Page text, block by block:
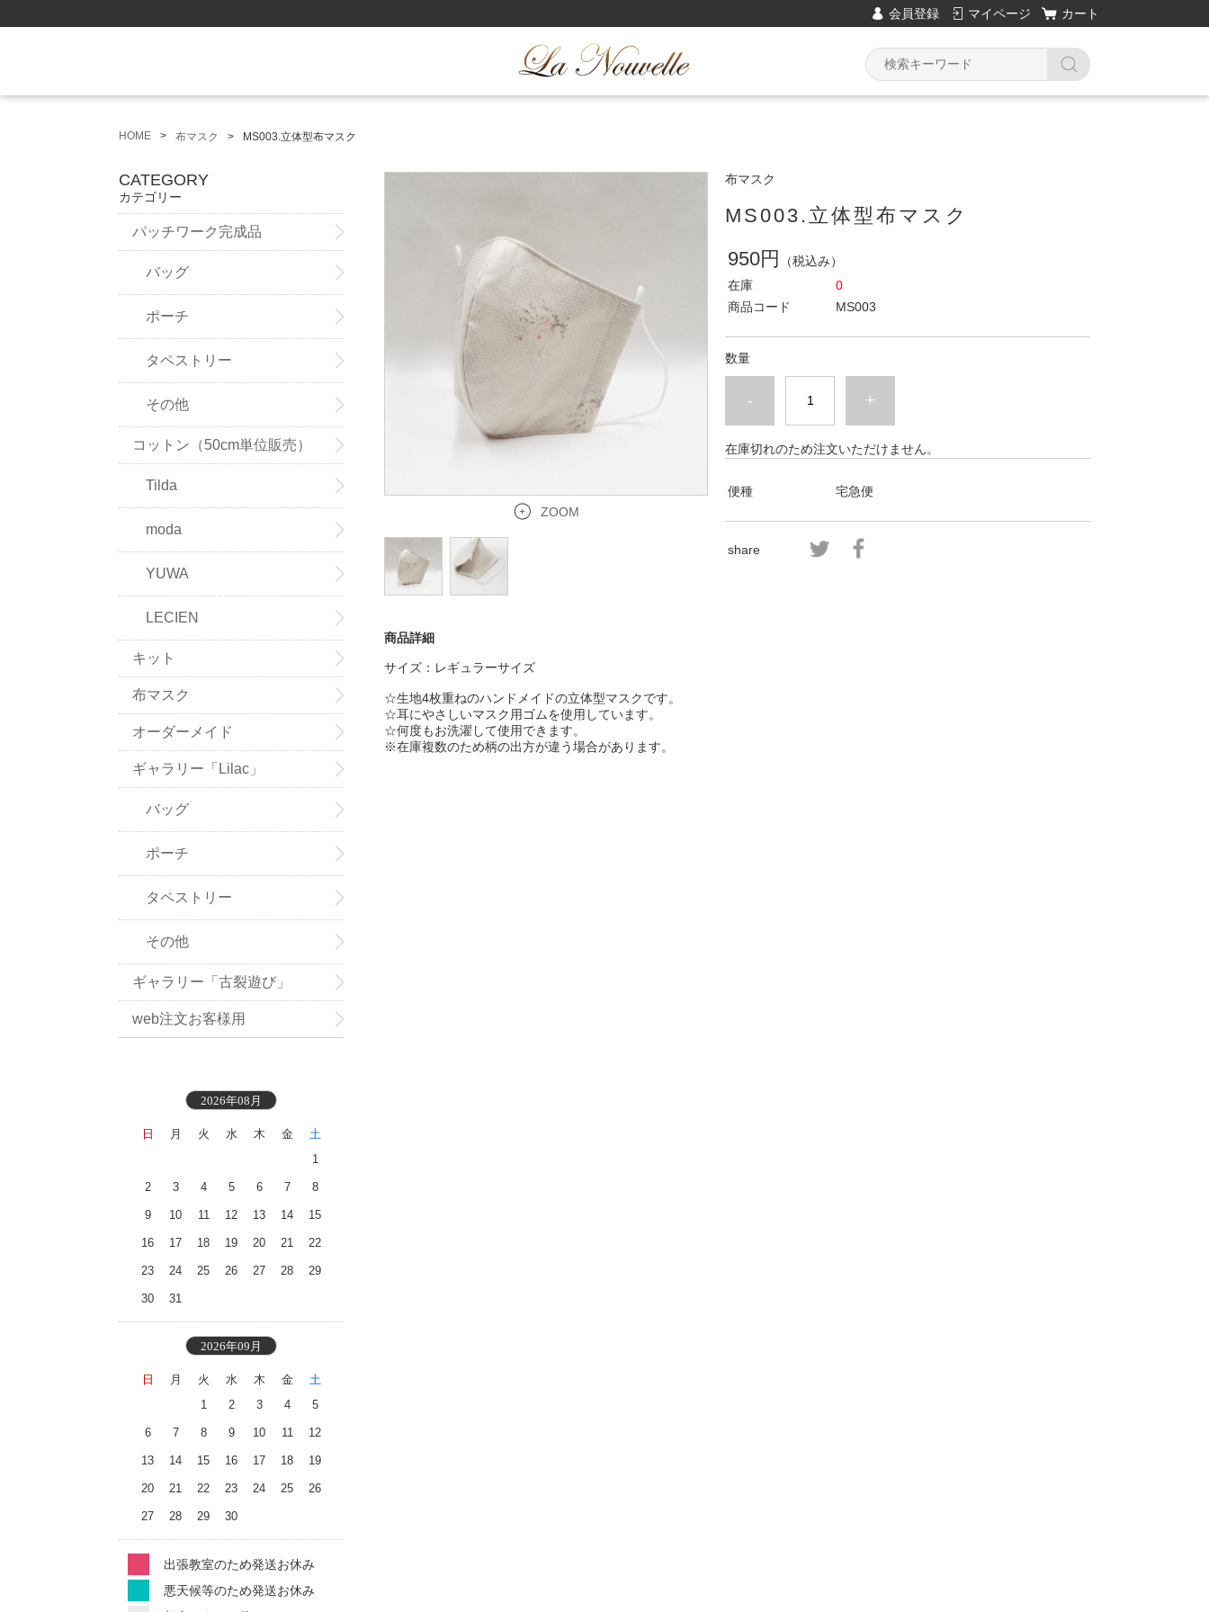
会員登録 マイページ カート
HOME 布マスク MS003.立体型布マスク
ZOOM
布マスク
MS003.立体型布マスク
950円
（税込み）
在庫
0
商品コード
MS003
数量
- +
在庫切れのため注文いただけません。
便種 宅急便
share
商品詳細
サイズ：レギュラーサイズ
☆生地4枚重ねのハンドメイドの立体型マスクです。
☆耳にやさしいマスク用ゴムを使用しています。
☆何度もお洗濯して使用できます。
※在庫複数のため柄の出方が違う場合があります。
CATEGORY
カテゴリー
パッチワーク完成品
バッグ
ポーチ
タペストリー
その他
コットン（50cm単位販売）
Tilda
moda
YUWA
LECIEN
キット
布マスク
オーダーメイド
ギャラリー「Lilac」
バッグ
ポーチ
タペストリー
その他
ギャラリー「古裂遊び」
web注文お客様用
2026年08月
日 月 火 水 木 金
土
1
2 3 4 5 6 7 8
9 10 11 12 13 14 15
16 17 18 19 20 21 22
23 24 25 26 27 28 29
30 31
2026年09月
日 月 火 水 木 金
土
1
2 3 4 5
6 7 8 9 10 11 12
13 14 15 16 17 18 19
20 21 22 23 24 25 26
27 28 29 30
出張教室のため発送お休み
悪天候等のため発送お休み